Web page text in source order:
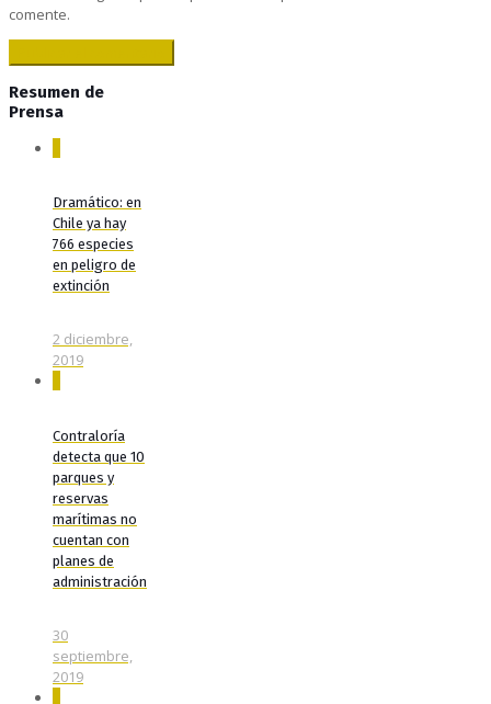
comente.
Resumen de
Prensa
Dramático: en
Chile ya hay
766 especies
en peligro de
extinción
2 diciembre,
2019
Contraloría
detecta que 10
parques y
reservas
marítimas no
cuentan con
planes de
administración
30
septiembre,
2019